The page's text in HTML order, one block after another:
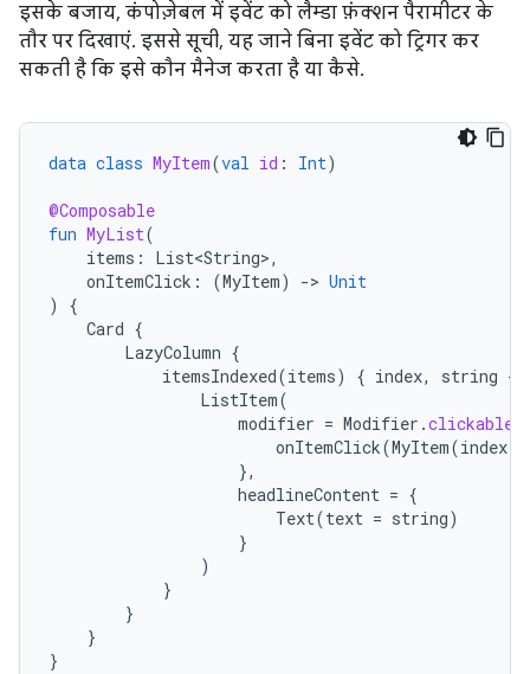
इसके बजाय, कंपोज़ेबल में इवेंट को लैम्डा फ़ंक्शन पैरामीटर के
तौर पर दिखाएं. इससे सूची, यह जाने बिना इवेंट को ट्रिगर कर
सकती है कि इसे कौन मैनेज करता है या कैसे.
data class MyItem(val id : Int)
@Composable
fun MyList(
items : List<String>,
onItemClick : (MyItem) -> Unit
)
{
Card {
LazyColumn {
itemsIndexed(items) { index, string -
ListItem(
modifier = Modifier .clickable
onItemClick(MyItem(index
},
headlineContent = {
Text(text = string)
}
)
}
}
}
}